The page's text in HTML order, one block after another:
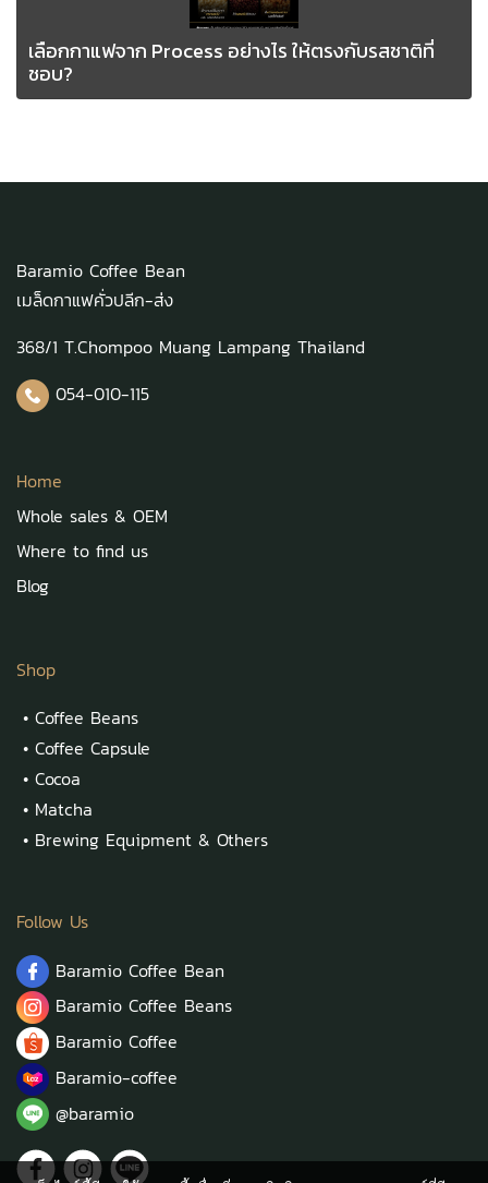
เลือกกาแฟจาก Process อย่างไร ให้ตรงกับรสชาติที่
ชอบ? ️
Baramio Coffee Bean
เมล็ดกาแฟคั่วปลีก-ส่ง
368/1 T.Chompoo Muang Lampang Thailand
054-010-115
Home
Whole sales & OEM
Where to find us
Blog
Shop
• Coffee Beans
• Coffee Capsule
• Cocoa
• Matcha
• Brewing Equipment & Others
Follow Us
Baramio Coffee Bean
Baramio Coffee Beans
Baramio Coffee
Baramio-coffee
@baramio